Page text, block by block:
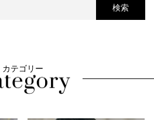
検索
カテゴリー